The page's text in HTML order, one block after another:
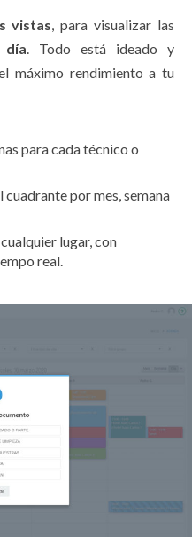
vistas, para visualizar las
. Todo está ideado y
máximo rendimiento a tu
para cada técnico o
por mes, semana
lugar, con
real.